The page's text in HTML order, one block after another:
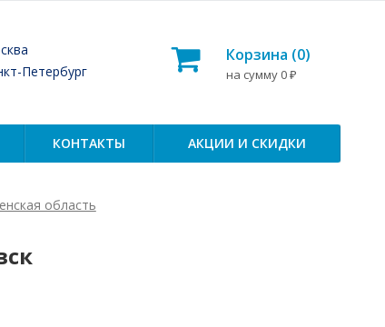
Петербург
Корзина (0)
на сумму 0 ₽
КОНТАКТЫ АКЦИИ И СКИДКИ
область